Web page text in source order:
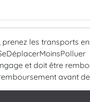
prenez les transports
et doit être
avant